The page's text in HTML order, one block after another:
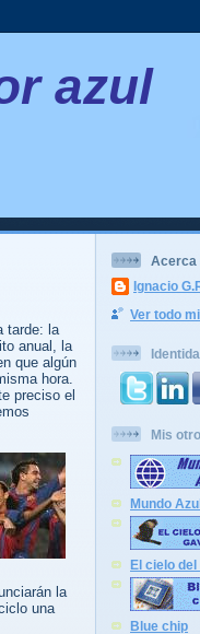
azul
tarde: la
anual, la
que algún
hora.
preciso el
la
una
Acerca
Ignacio
Ver todo
Mis
Mundo
El cielo del
Blue chip